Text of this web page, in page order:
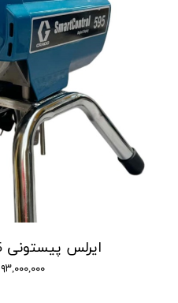
ایرلس پیستونی 595 طرح گراکو
۹۳,۰۰۰,۰۰۰ تومان